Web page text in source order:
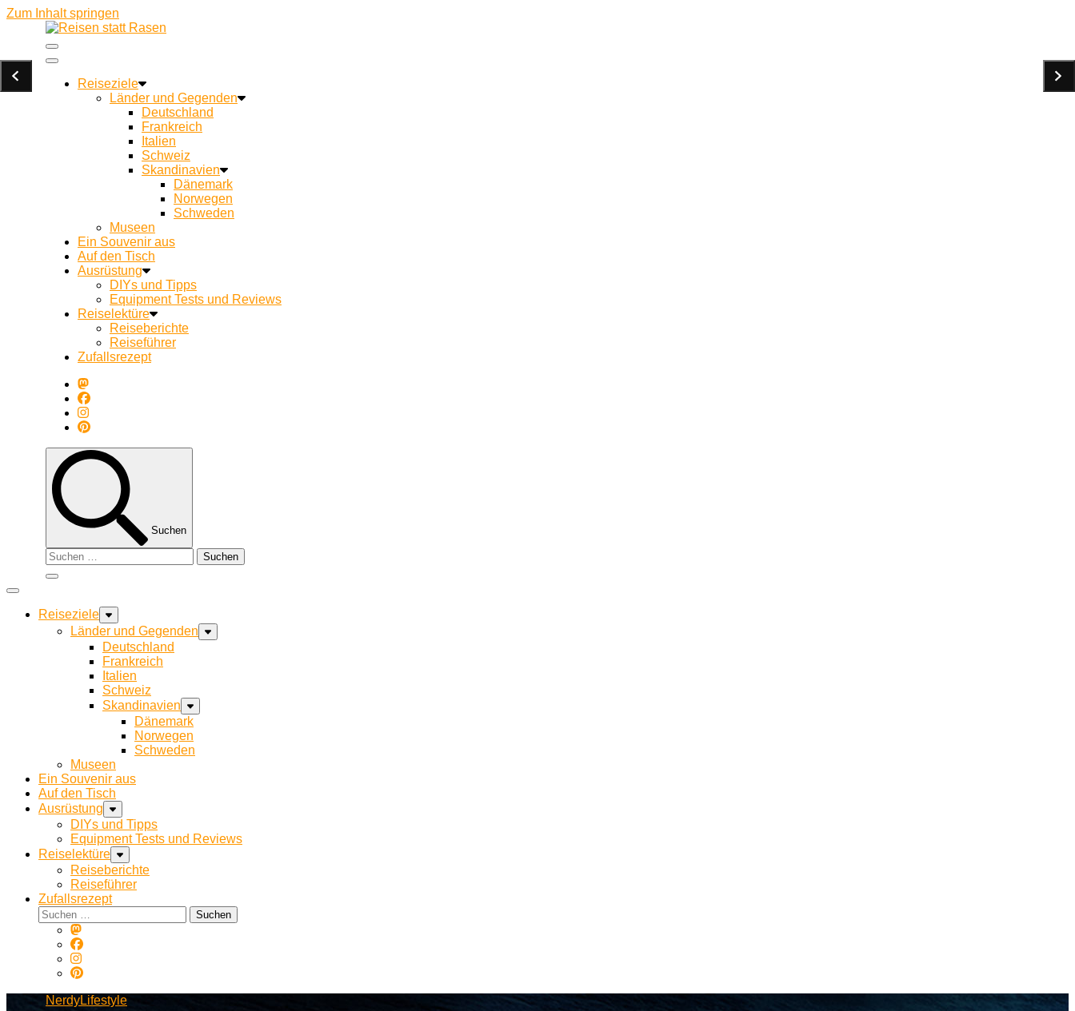
Zum Inhalt springen
Reisen statt Rasen
Reiseziele
Länder und Gegenden
Deutschland
Frankreich
Italien
Schweiz
Skandinavien
Dänemark
Norwegen
Schweden
Museen
Ein Souvenir aus
Auf den Tisch
Ausrüstung
DIYs und Tipps
Equipment Tests und Reviews
Reiselektüre
Reiseberichte
Reiseführer
Zufallsrezept
Suchen
Suchen
nach:
Reiseziele
Länder und Gegenden
Deutschland
Frankreich
Italien
Schweiz
Skandinavien
Dänemark
Norwegen
Schweden
Museen
Ein Souvenir aus
Auf den Tisch
Ausrüstung
DIYs und Tipps
Equipment Tests und Reviews
Reiselektüre
Reiseberichte
Reiseführer
Zufallsrezept
Suchen
nach:
NerdyLifestyle